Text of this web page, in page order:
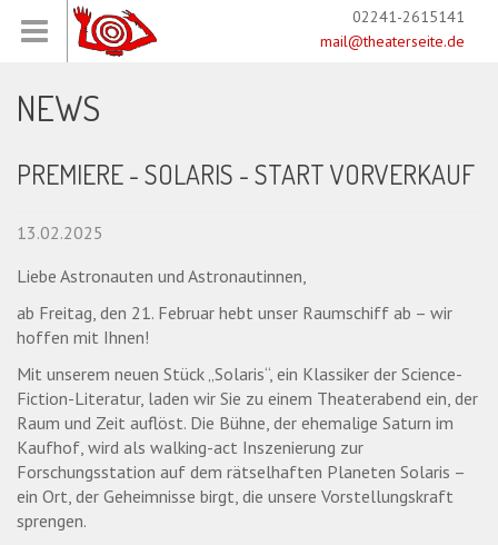
02241-2615141
mail@theaterseite.de
NEWS
PREMIERE - SOLARIS - START VORVERKAUF
13.02.2025
Liebe Astronauten und Astronautinnen,
ab Freitag, den 21. Februar hebt unser Raumschiff ab – wir
hoffen mit Ihnen!
Mit unserem neuen Stück „Solaris“, ein Klassiker der Science-
Fiction-Literatur, laden wir Sie zu einem Theaterabend ein, der
Raum und Zeit auflöst. Die Bühne, der ehemalige Saturn im
Kaufhof, wird als walking-act Inszenierung zur
Forschungsstation auf dem rätselhaften Planeten Solaris –
ein Ort, der Geheimnisse birgt, die unsere Vorstellungskraft
sprengen.